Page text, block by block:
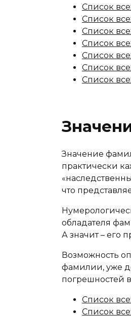
Список
Список
Список
Список
Список
Список
Список
Значение
практически
что
обладателя
А значит – его
Возможность
фамилии, уже
погрешностей в
Список
Список